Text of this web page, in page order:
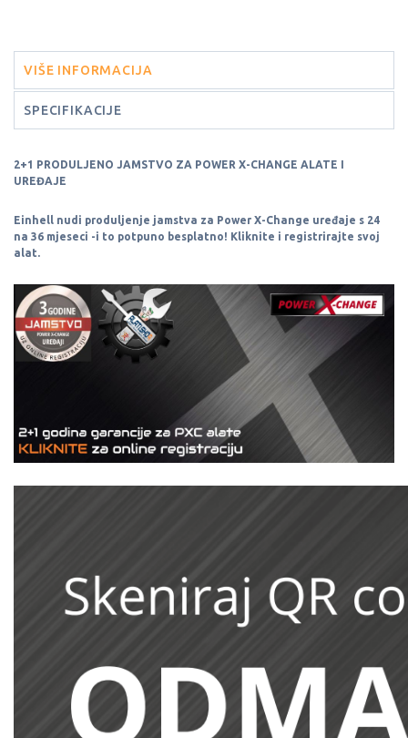
VIŠE INFORMACIJA
SPECIFIKACIJE
2+1 PRODULJENO JAMSTVO ZA POWER X-CHANGE ALATE I
UREĐAJE
Einhell nudi produljenje jamstva za Power X-Change uređaje s 24
na 36 mjeseci -i to potpuno besplatno! Kliknite i registrirajte svoj
alat.